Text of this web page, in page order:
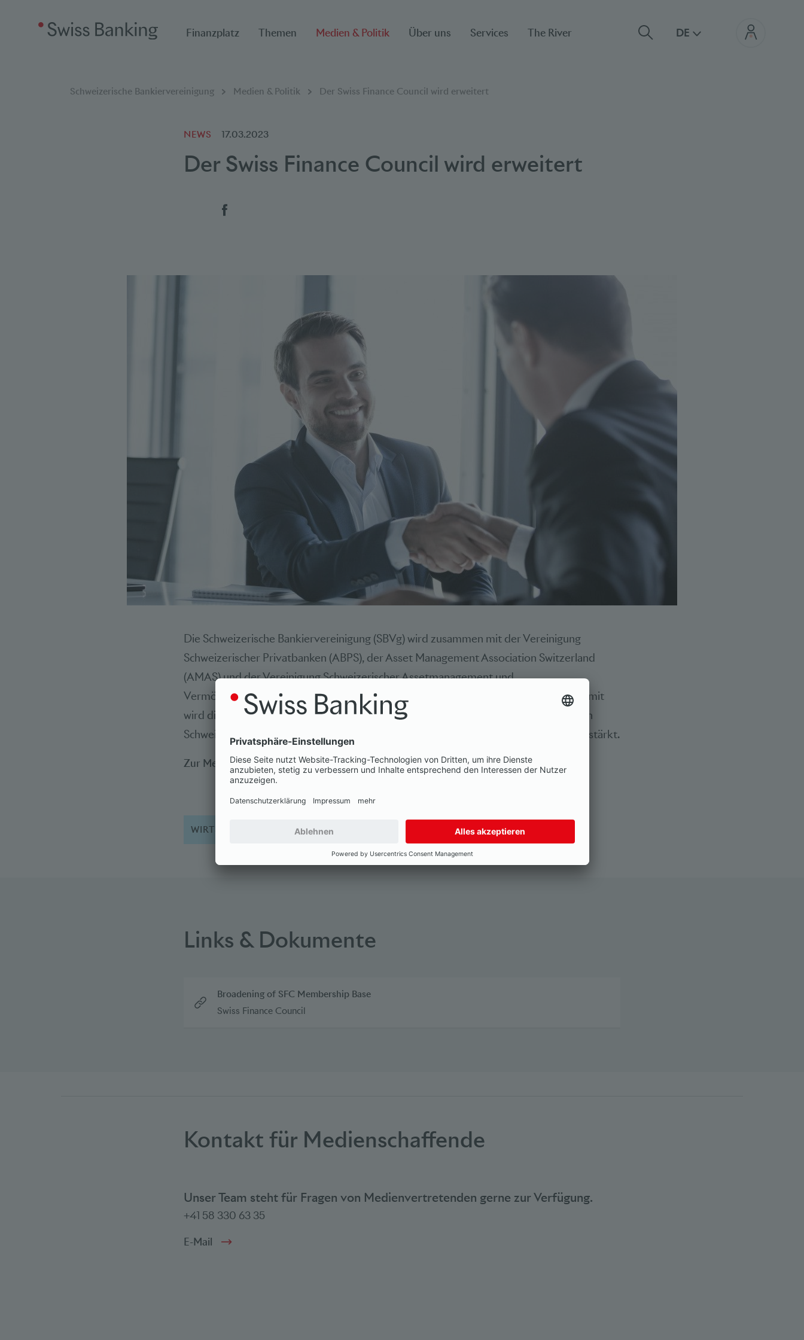
Finanzplatz Themen Medien & Politik Über uns Services The River DE
Breadcrumbnavigation
Sie befinden sich hier:
Schweizerische Bankiervereinigung Medien & Politik Der Swiss Finance Council wird erweitert
NEWS 17.03.2023
Der Swiss Finance Council wird erweitert
Social Bookmarks
Die Schweizerische Bankiervereinigung (SBVg) wird zusammen mit der Vereinigung
Schweizerischer Privatbanken (ABPS), der Asset Management Association Switzerland
(AMAS) und der Vereinigung Schweizerischer Assetmanagement und
Vermögensverwaltungsbanken (VAV) dem Swiss Finance Council (SFC) beitreten. Damit
wird die Zusammenarbeit bei der Vertretung der Interessen von international tätigen
Schweizer Banken und Vermögensverwaltern gegenüber EU-Stakeholdern weiter gestärkt.
Zur Medienmitteilung des Swiss Finance Council
WIRTSCHAFT
Links & Dokumente
Broadening of SFC Membership Base
Swiss Finance Council
Kontakt für Medienschaffende
Unser Team steht für Fragen von Medienvertretenden gerne zur Verfügung.
+41 58 330 63 35
E-Mail